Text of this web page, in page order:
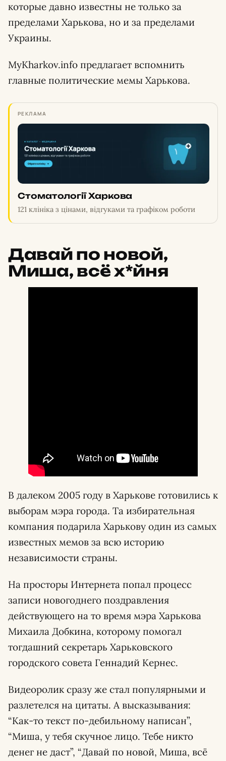
которые давно известны не только за
пределами Харькова, но и за пределами
Украины.
MyKharkov.info предлагает вспомнить
главные политические мемы Харькова.
РЕКЛАМА
Стоматології Харкова
121 клініка з цінами, відгуками та графіком роботи
Давай по новой,
Миша, всё х*йня
В далеком 2005 году в Харькове готовились к
выборам мэра города. Та избирательная
компания подарила Харькову один из самых
известных мемов за всю историю
независимости страны.
На просторы Интернета попал процесс
записи новогоднего поздравления
действующего на то время мэра Харькова
Михаила Добкина, которому помогал
тогдашний секретарь Харьковского
городского совета Геннадий Кернес.
Видеоролик сразу же стал популярными и
разлетелся на цитаты. А высказывания:
“Как-то текст по-дебильному написан”,
“Миша, у тебя скучное лицо. Тебе никто
денег не даст”, “Давай по новой, Миша, всё